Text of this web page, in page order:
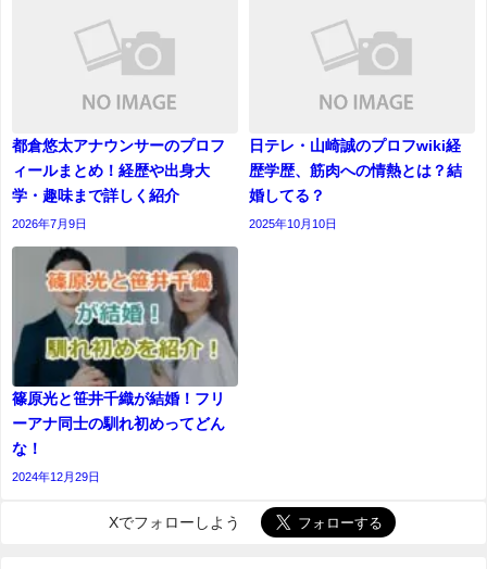
都倉悠太アナウンサーのプロフ
ィールまとめ！経歴や出身大
学・趣味まで詳しく紹介
2026年7月9日
日テレ・山崎誠のプロフwiki経
歴学歴、筋肉への情熱とは？結
婚してる？
2025年10月10日
篠原光と笹井千織が結婚！フリ
ーアナ同士の馴れ初めってどん
な！
2024年12月29日
Xでフォローしよう